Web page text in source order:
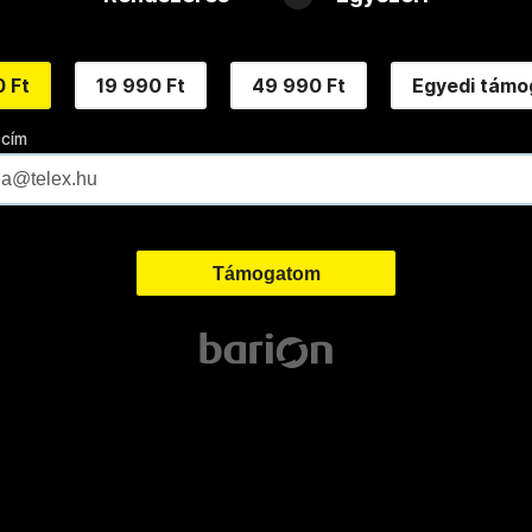
Ft 19 990 Ft 49 990 Ft Egyedi